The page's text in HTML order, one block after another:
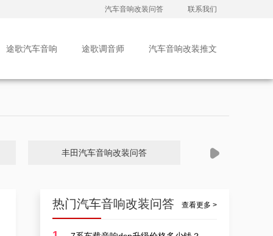
汽车音响改装问答 联系我们
途歌汽车音响 途歌调音师 汽车音响改装推文
丰田汽车音响改装问答
热门汽车音响改装问答 查看更多 >